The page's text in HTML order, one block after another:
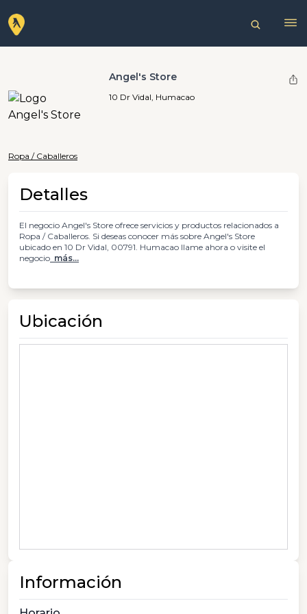
Angel's Store
10 Dr Vidal, Humacao
Ropa / Caballeros
Detalles
El negocio Angel's Store ofrece servicios y productos relacionados a
Ropa / Caballeros. Si deseas conocer más sobre Angel's Store
ubicado en 10 Dr Vidal, 00791. Humacao llame ahora o visite el
negocio más...
Ubicación
Información